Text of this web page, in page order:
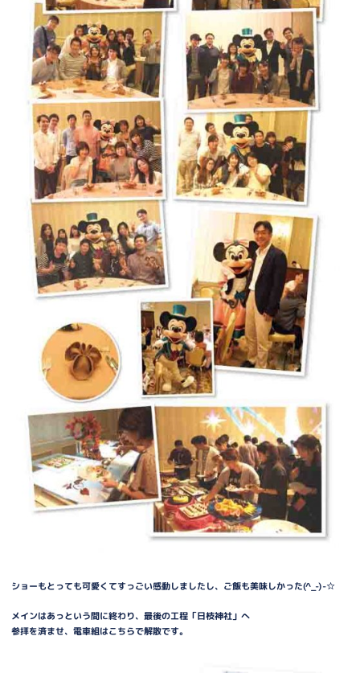
ショーもとっても可愛くてすっごい感動しましたし、ご飯も美味しかった(^_-)-☆
メインはあっという間に終わり、最後の工程「日枝神社」へ
参拝を済ませ、電車組はこちらで解散です。